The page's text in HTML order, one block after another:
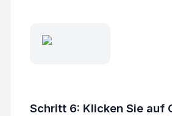
Schritt 6: Klicken Sie auf